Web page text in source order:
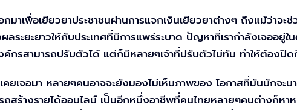
มาเพื่อเยียวยาประชาชนผ่านการแจกเงินเยียวยาต่างๆ ถึงแม้ว่าจ
ลระยะยาวให้กับประเทศที่มีการแพร่ระบาด ปัญหาที่เรากำลังเจออ
กรสามารถปรับตัวได้ แต่ก็มีหลายๆเจ้าที่ปรับตัวไม่ทัน ทำให้ต้องปิ
ยเจอมา หลายๆคนอาจจะยังมองไม่เห็นภาพของ โอกาสที่มันมักจ
สร้างรายได้ออนไลน์ เป็นอีกหนึ่งอาชีพที่คนไทยหลายๆคนต่างก็ห